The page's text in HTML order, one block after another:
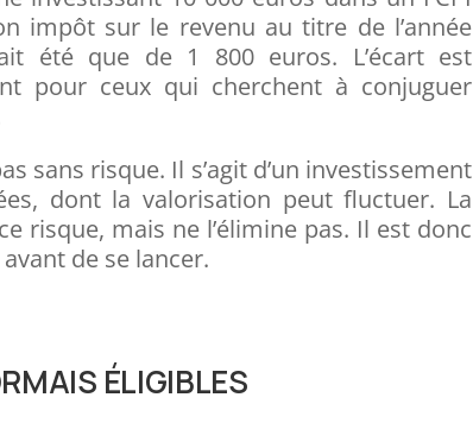
impôt sur le revenu au titre de l’année
été que de 1 800 euros. L’écart est
pour ceux qui cherchent à conjuguer
sans risque. Il s’agit d’un investissement
dont la valorisation peut fluctuer. La
risque, mais ne l’élimine pas. Il est donc
de se lancer.
ÉLIGIBLES